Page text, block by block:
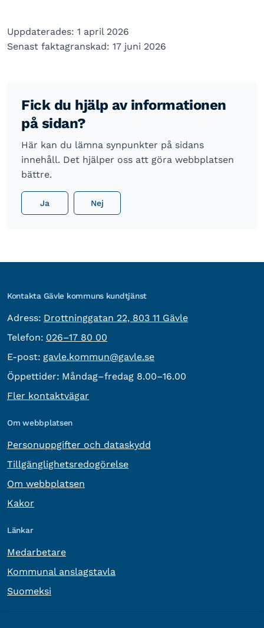
Uppdaterades: 1 april 2026
Senast faktagranskad: 17 juni 2026
Fick du hjälp av informationen
på sidan?
Här kan du lämna synpunkter på sidans
innehåll. Det hjälper oss att göra webbplatsen
bättre.
Ja Nej
Kontakta Gävle kommuns kundtjänst
Adress: besöksadress:
Drottninggatan 22, 803 11 Gävle
Telefon: Telefon:
026–17 80 00
E-post: E-post:
gavle.kommun@gavle.se
Öppettider: Måndag–fredag 8.00–16.00
Fler kontaktvägar
Om webbplatsen
Personuppgifter och dataskydd
Tillgänglighetsredogörelse
Om webbplatsen
Kakor
Länkar
Medarbetare
Kommunal anslagstavla
Suomeksi